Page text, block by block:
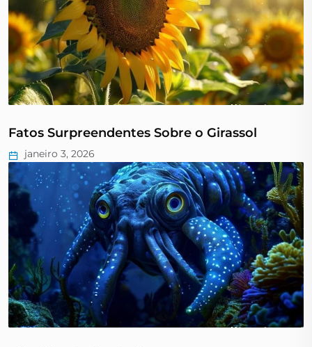
Fatos Surpreendentes Sobre o Girassol
janeiro 3, 2026